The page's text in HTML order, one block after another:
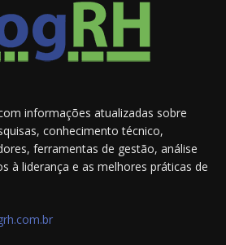
informações atualizadas sobre
conhecimento técnico,
ferramentas de gestão, análise
à liderança e as melhores práticas de